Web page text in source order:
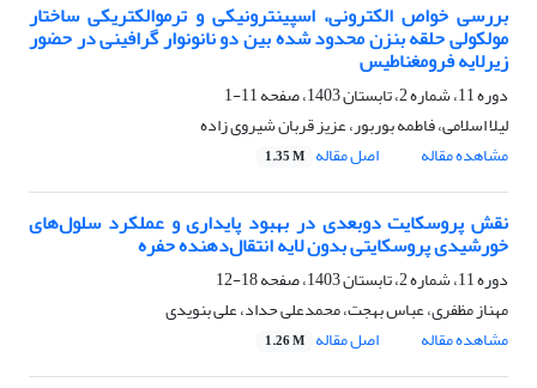
بررسی خواص الکترونی، اسپینترونیکی و ترموالکتریکی ساختار
مولکولی حلقه بنزن محدود شده بین دو نانونوار گرافینی در حضور
زیرلایه فرومغناطیس
دوره 11، شماره 2، تابستان 1403، صفحه
11-1
لیلا اسلامی، فاطمه بوربور، عزیز قربان شیروی زاده
مشاهده مقاله
اصل مقاله 1.35 M
نقش پروسکایت دوبعدی در بهبود پایداری و عملکرد سلول‌های
خورشیدی پروسکایتی بدون لایه انتقال‌دهنده حفره
دوره 11، شماره 2، تابستان 1403، صفحه
18-12
مهناز مظفری، عباس بهجت، محمدعلی حداد، علی بنویدی
مشاهده مقاله
اصل مقاله 1.26 M